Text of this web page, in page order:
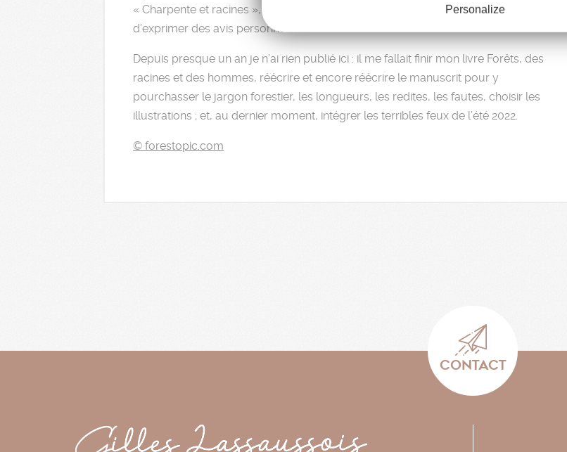
« Charpente et racines », traitant de l’actualité forestière et me permettant
d’exprimer des avis personnels.
Depuis presque un an je n’ai rien publié ici : il me fallait finir mon livre Forêts, des
racines et des hommes, réécrire et encore réécrire le manuscrit pour y
pourchasser le jargon forestier, les longueurs, les redites, les fautes, choisir les
illustrations ; et, au dernier moment, intégrer les terribles feux de l’été 2022.
© forestopic.com
CONTACT
Personalize